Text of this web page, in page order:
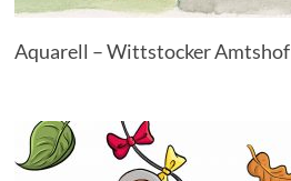
Aquarell – Wittstocker Amtshof